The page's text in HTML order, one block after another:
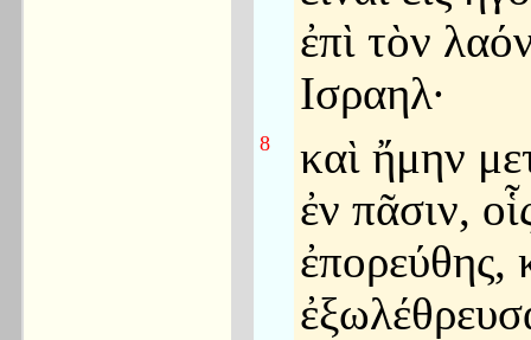
ἐπὶ τὸν
Ισραηλ·
8
καὶ ἤμην
ἐν πᾶσιν,
ἐπορεύθης,